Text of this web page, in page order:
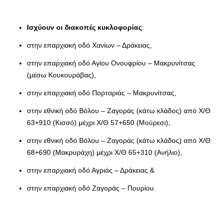
Ισχύουν οι διακοπές κυκλοφορίας:
στην επαρχιακή οδό Χανίων – Δράκειας,
στην επαρχιακή οδό Αγίου Ονουφρίου – Μακρυνίτσας
(μέσω Κουκουράβας),
στην επαρχιακή οδό Πορταριάς – Μακρυνίτσας,
στην εθνική οδό Βόλου – Ζαγοράς (κάτω κλάδος) από Χ/Θ
63+910 (Κισσό) μέχρι Χ/Θ 57+650 (Μούρεσι),
στην εθνική οδό Βόλου – Ζαγοράς (κάτω κλάδος) από Χ/Θ
68+690 (Μακρυράχη) μέχρι Χ/Θ 65+310 (Ανήλιο),
στην επαρχιακή οδό Αγριάς – Δράκειας &
στην επαρχιακή οδό Ζαγοράς – Πουρίου.